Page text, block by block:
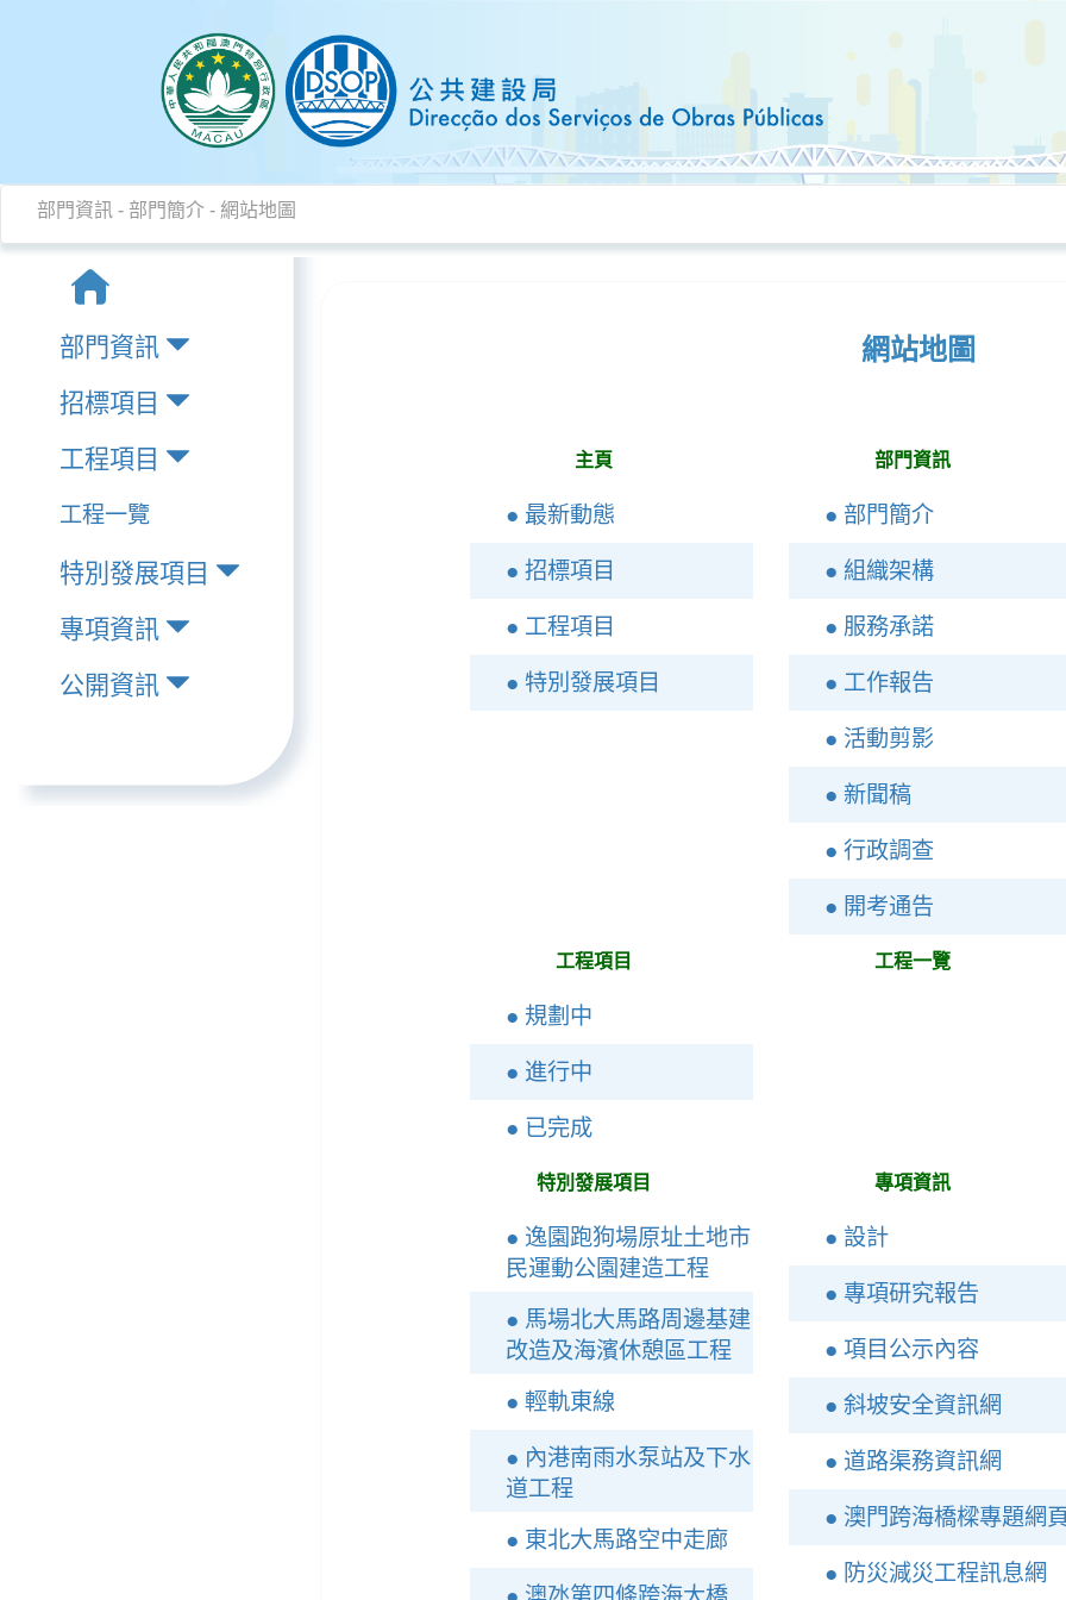
部門資訊 - 部門簡介 - 網站地圖
部門資訊
招標項目
工程項目
工程一覽
特別發展項目
專項資訊
公開資訊
網站地圖
主頁
● 最新動態
● 招標項目
● 工程項目
● 特別發展項目
部門資訊
● 部門簡介
● 組織架構
● 服務承諾
● 工作報告
● 活動剪影
● 新聞稿
● 行政調查
● 開考通告
工程項目
● 規劃中
● 進行中
● 已完成
工程一覽
特別發展項目
● 逸園跑狗場原址土地市
民運動公園建造工程
● 馬場北大馬路周邊基建
改造及海濱休憩區工程
● 輕軌東線
● 內港南雨水泵站及下水
道工程
● 東北大馬路空中走廊
專項資訊
● 設計
● 專項研究報告
● 項目公示內容
● 斜坡安全資訊網
● 道路渠務資訊網
● 澳門跨海橋樑專題網頁
● 防災減災工程訊息網